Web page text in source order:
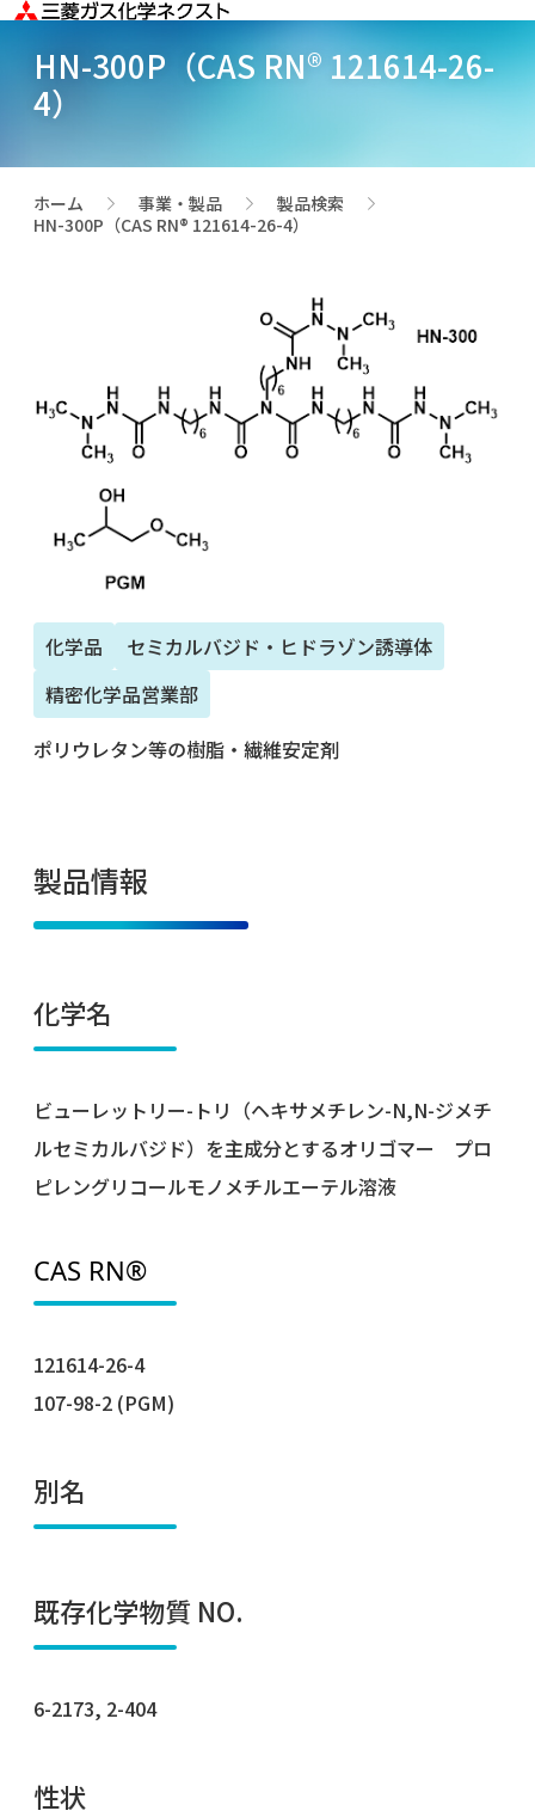
HN-300P（CAS RN® 121614-26-
4）
ホーム 事業・製品 製品検索
HN-300P（CAS RN® 121614-26-4）
化学品
セミカルバジド・ヒドラゾン誘導体
精密化学品営業部
ポリウレタン等の樹脂・繊維安定剤
製品情報
化学名
ビューレットリー-トリ（ヘキサメチレン-N,N-ジメチ
ルセミカルバジド）を主成分とするオリゴマー プロ
ピレングリコールモノメチルエーテル溶液
CAS RN®
121614-26-4
107-98-2 (PGM)
別名
既存化学物質 NO.
6-2173, 2-404
性状